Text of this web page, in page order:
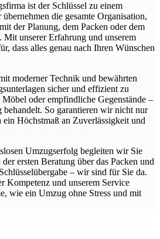
ist der Schlüssel zu einem
die gesamte Organisation,
der Planung, dem Packen oder dem
Mit unserer Erfahrung und unserem
dass alles genau nach Ihren Wünschen
moderner Technik und bewährten
sicher und effizient zu
oder empfindliche Gegenstände –
So garantieren wir nicht nur
ein Höchstmaß an Zuverlässigkeit und
Umzugserfolg begleiten wir Sie
ersten Beratung über das Packen und
– wir sind für Sie da.
Kompetenz und unserem Service
wie ein Umzug ohne Stress und mit